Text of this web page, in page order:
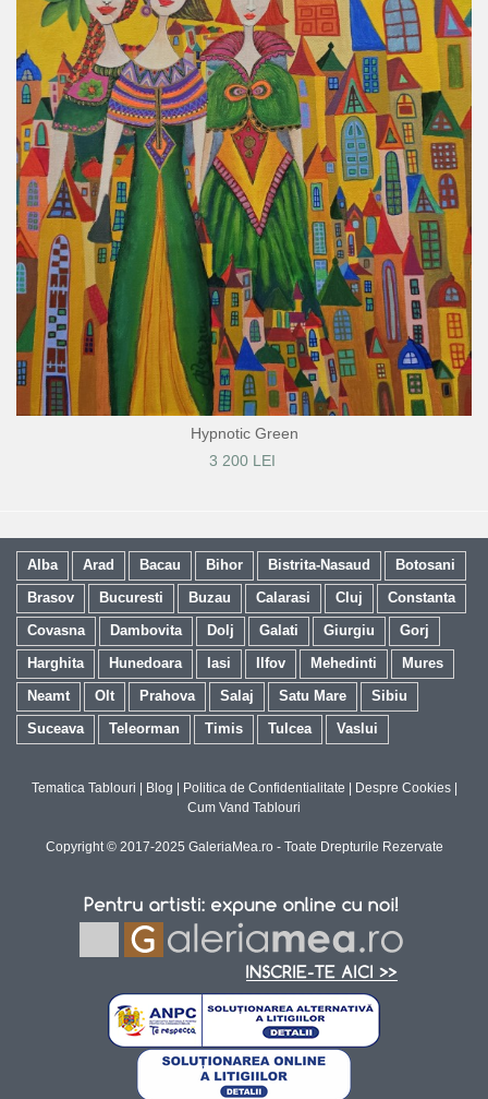
Hypnotic Green
3 200 LEI
Alba Arad Bacau Bihor Bistrita-Nasaud
Botosani
Brasov
Bucuresti Buzau Calarasi Cluj
Constanta
Covasna
Dambovita Dolj Galati Giurgiu
Gorj
Harghita
Hunedoara Iasi Ilfov Mehedinti
Mures
Neamt
Olt Prahova Salaj Satu Mare
Sibiu
Suceava
Teleorman Timis Tulcea Vaslui
Tematica Tablouri | Blog | Politica de Confidentialitate | Despre Cookies|
Cum Vand Tablouri
Copyright © 2017-2025 GaleriaMea.ro - Toate Drepturile Rezervate